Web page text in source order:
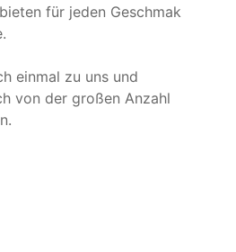
für jeden Geschmak
einmal zu uns und
von der großen Anzahl